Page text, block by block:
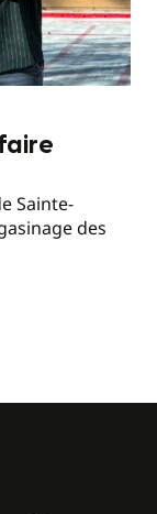
Sainte-
des